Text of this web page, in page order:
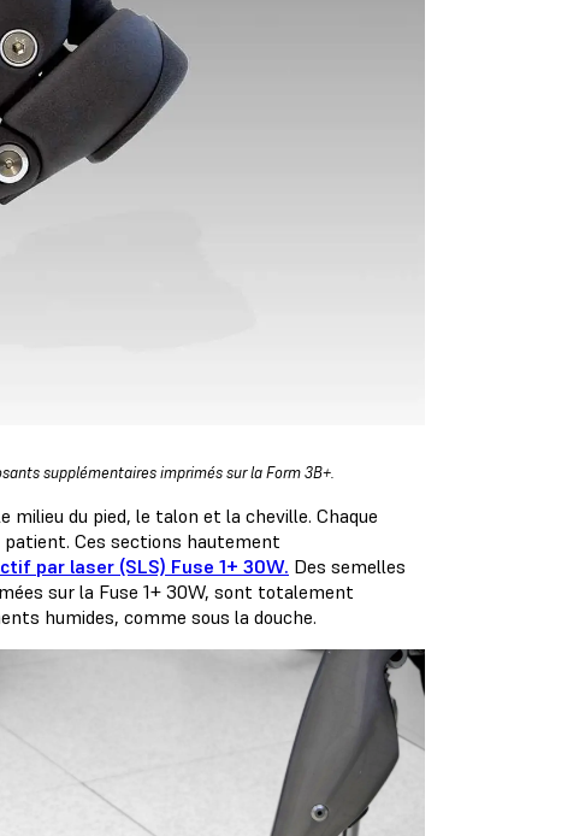
supplémentaires imprimés sur la Form 3B+.
milieu du pied, le talon et la cheville. Chaque
Ces sections hautement
par laser (SLS) Fuse 1+ 30W. Des semelles
sur la Fuse 1+ 30W, sont totalement
humides, comme sous la douche.